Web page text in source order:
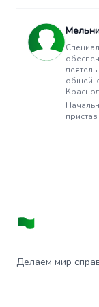
общей
пристав
Делаем мир